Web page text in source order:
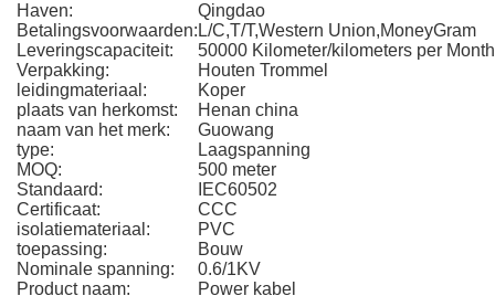
Haven:
Qingdao
Betalingsvoorwaarden: L/C,T/T,Western Union,MoneyGram
Leveringscapaciteit:
50000 Kilometer/kilometers per Month
Verpakking:
Houten Trommel
leidingmateriaal:
Koper
plaats van herkomst:
Henan china
naam van het merk:
Guowang
type:
Laagspanning
MOQ:
500 meter
Standaard:
IEC60502
Certificaat:
CCC
isolatiemateriaal:
PVC
toepassing:
Bouw
Nominale spanning:
0.6/1KV
Product naam:
Power kabel